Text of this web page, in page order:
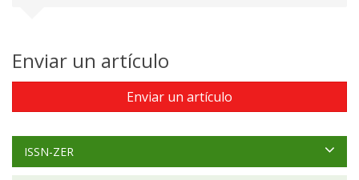
Enviar un artículo
Enviar un artículo
ISSN-ZER